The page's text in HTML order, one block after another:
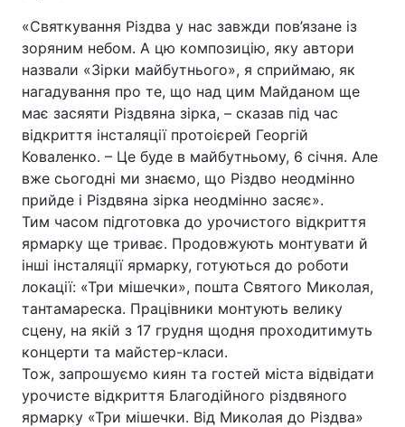
Економіка Світ
Спорт Наука
Техно і зв'язок Лайт
Зброя Інциденти
Здоров'я Туризм
Цікавинки Погода
Екологія Регіони
Лонгріди
Відео з Youtube Статті
Інтерв'ю Думки
«Святкування Різдва у нас завжди пов’язане із
зоряним небом. А цю композицію, яку автори
назвали «Зірки майбутнього», я сприймаю, як
нагадування про те, що над цим Майданом ще
має засяяти Різдвяна зірка, – сказав під час
відкриття інсталяції протоієрей Георгій
Коваленко. – Це буде в майбутньому, 6 січня. Але
вже сьогодні ми знаємо, що Різдво неодмінно
прийде і Різдвяна зірка неодмінно засяє».
Тим часом підготовка до урочистого відкриття
ярмарку ще триває. Продовжують монтувати й
інші інсталяції ярмарку, готуються до роботи
локації: «Три мішечки», пошта Святого Миколая,
тантамареска. Працівники монтують велику
сцену, на якій з 17 грудня щодня проходитимуть
концерти та майстер-класи.
Тож, запрошуємо киян та гостей міста відвідати
урочисте відкриття Благодійного різдвяного
ярмарку «Три мішечки. Від Миколая до Різдва»